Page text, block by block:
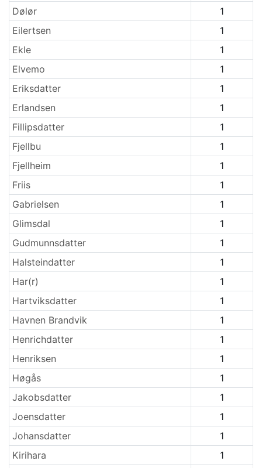
Dølør
1
Eilertsen
1
Ekle
1
Elvemo
1
Eriksdatter
1
Erlandsen
1
Fillipsdatter
1
Fjellbu
1
Fjellheim
1
Friis
1
Gabrielsen
1
Glimsdal
1
Gudmunnsdatter
1
Halsteindatter
1
Har(r)
1
Hartviksdatter
1
Havnen Brandvik
1
Henrichdatter
1
Henriksen
1
Høgås
1
Jakobsdatter
1
Joensdatter
1
Johansdatter
1
Kirihara
1